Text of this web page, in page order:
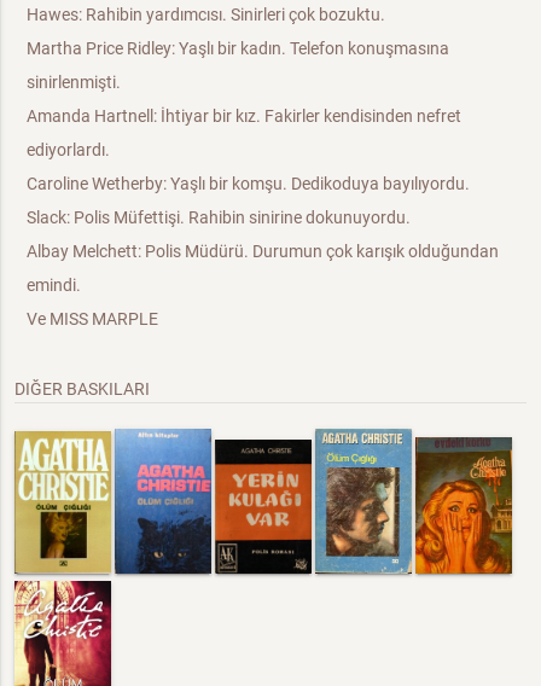
Hawes: Rahibin yardımcısı. Sinirleri çok bozuktu.
Martha Price Ridley: Yaşlı bir kadın. Telefon konuşmasına
sinirlenmişti.
Amanda Hartnell: İhtiyar bir kız. Fakirler kendisinden nefret
ediyorlardı.
Caroline Wetherby: Yaşlı bir komşu. Dedikoduya bayılıyordu.
Slack: Polis Müfettişi. Rahibin sinirine dokunuyordu.
Albay Melchett: Polis Müdürü. Durumun çok karışık olduğundan
emindi.
Ve MISS MARPLE
DIĞER BASKILARI